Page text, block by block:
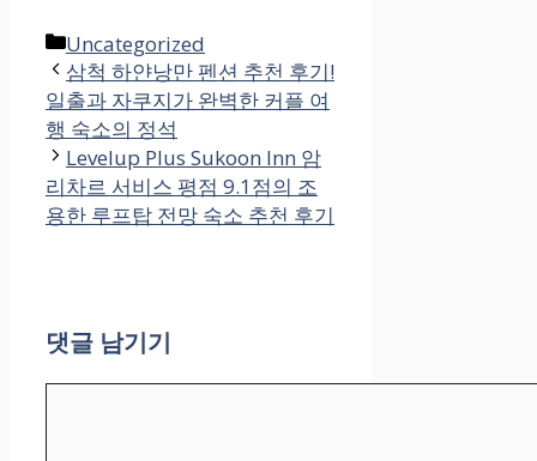
카
테
고
리
Uncategorized
삼척 하얀낭만 펜션 추천 후기!
일출과 자쿠지가 완벽한 커플 여
행 숙소의 정석
Levelup Plus Sukoon Inn 암
리차르 서비스 평점 9.1점의 조
용한 루프탑 전망 숙소 추천 후기
댓글 남기기